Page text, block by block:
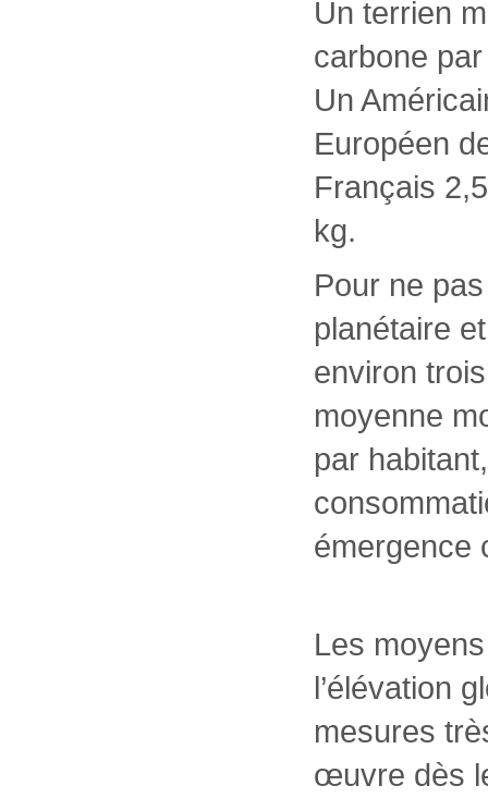
Un terrien
carbone
Un
Européen
Français
kg.
Pour ne
planétaire
environ
moyenne
par
émergence
Les
l’élévation
mesures
œuvre dès